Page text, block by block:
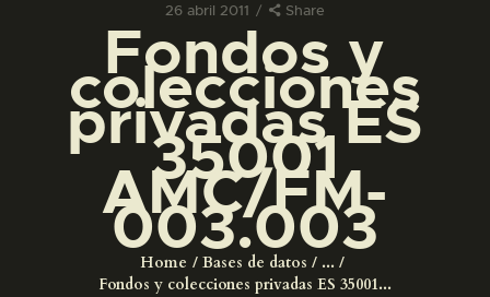
26 abril 2011 Share
Fondos y
colecciones
privadas ES
35001
AMC/FM-
003.003
Home Bases de datos
...
Fondos y colecciones privadas ES 35001...
PREPARAR LA VISITA
ACTIVIDADES
█
EL MUSEO